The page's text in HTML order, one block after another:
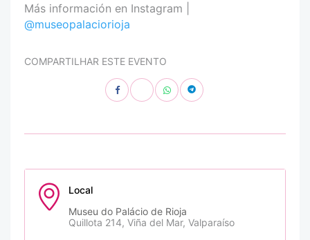
Más información en Instagram |
@museopalaciorioja
COMPARTILHAR ESTE EVENTO
Local
Museu do Palácio de Rioja
Quillota 214, Viña del Mar, Valparaíso